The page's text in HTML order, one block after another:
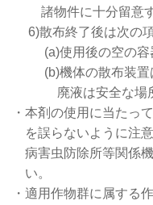
諸物件に十分留意
6)散布終了後は次の
(a)使用後の空の容
(b)機体の散布装
廃液は安全な場
・本剤の使用に当たっ
を誤らないように注
病害虫防除所等関係
い。
・適用作物群に属する